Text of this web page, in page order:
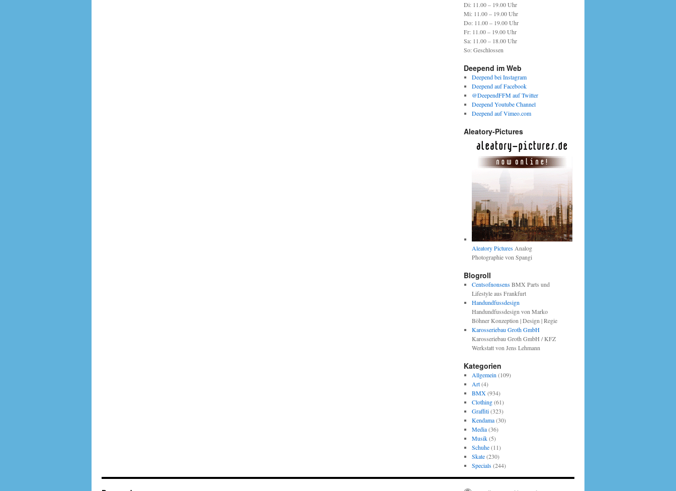
Di: 11.00 – 19.00 Uhr
Mi: 11.00 – 19.00 Uhr
Do: 11.00 – 19.00 Uhr
Fr: 11.00 – 19.00 Uhr
Sa: 11.00 – 18.00 Uhr
So: Geschlossen
Deepend im Web
Deepend bei Instagram
Deepend auf Facebook
@DeependFFM auf Twitter
Deepend Youtube Channel
Deepend auf Vimeo.com
Aleatory-Pictures
Aleatory PicturesAnalog
Photographie von Spangi
Blogroll
CentsofnonsensBMX Parts und
Lifestyle aus Frankfurt
Handundfussdesign
Handundfussdesign von Marko
Böhner Konzeption | Design | Regie
Karosseriebau Groth GmbH
Karosseriebau Groth GmbH / KFZ
Werkstatt von Jens Lehmann
Kategorien
Allgemein (109)
Art(4)
BMX(934)
Clothing(61)
Graffiti(323)
Kendama(30)
Media(36)
Musik(5)
Schuhe(11)
Skate(230)
Specials(244)